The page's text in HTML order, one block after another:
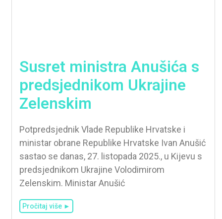
Susret ministra Anušića s
predsjednikom Ukrajine
Zelenskim
Potpredsjednik Vlade Republike Hrvatske i
ministar obrane Republike Hrvatske Ivan Anušić
sastao se danas, 27. listopada 2025., u Kijevu s
predsjednikom Ukrajine Volodimirom
Zelenskim. Ministar Anušić
Pročitaj više ►